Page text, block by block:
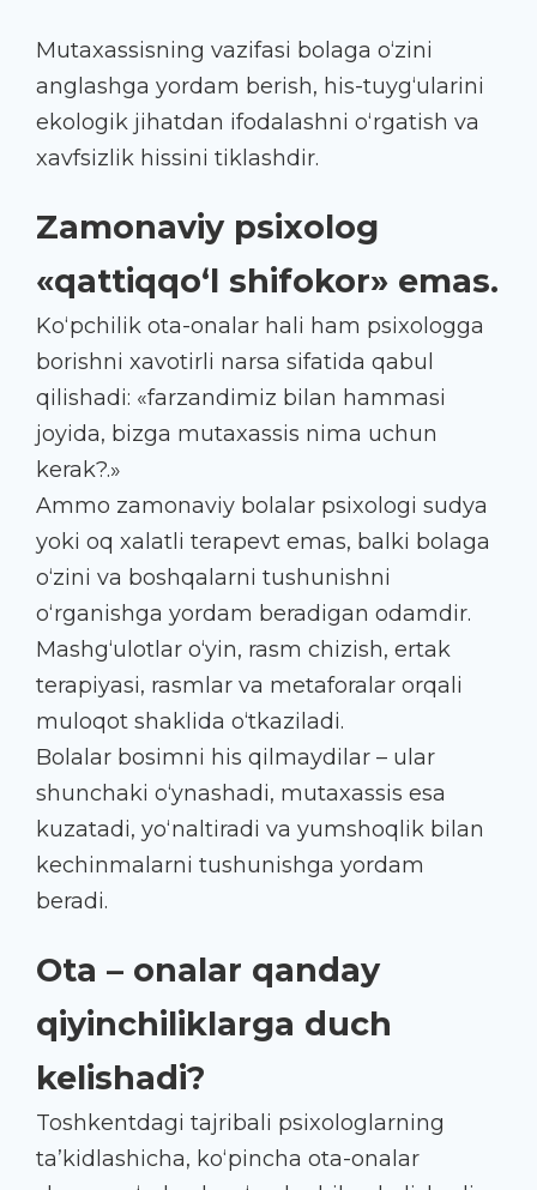
Mutaxassisning vazifasi bolaga o‘zini
anglashga yordam berish, his-tuyg‘ularini
ekologik jihatdan ifodalashni o‘rgatish va
xavfsizlik hissini tiklashdir.
Zamonaviy psixolog
«qattiqqo‘l shifokor» emas.
Ko‘pchilik ota-onalar hali ham psixologga
borishni xavotirli narsa sifatida qabul
qilishadi: «farzandimiz bilan hammasi
joyida, bizga mutaxassis nima uchun
kerak?.»
Ammo zamonaviy bolalar psixologi sudya
yoki oq xalatli terapevt emas, balki bolaga
o‘zini va boshqalarni tushunishni
o‘rganishga yordam beradigan odamdir.
Mashg‘ulotlar o‘yin, rasm chizish, ertak
terapiyasi, rasmlar va metaforalar orqali
muloqot shaklida o‘tkaziladi.
Bolalar bosimni his qilmaydilar – ular
shunchaki o‘ynashadi, mutaxassis esa
kuzatadi, yo‘naltiradi va yumshoqlik bilan
kechinmalarni tushunishga yordam
beradi.
Ota – onalar qanday
qiyinchiliklarga duch
kelishadi?
Toshkentdagi tajribali psixologlarning
ta’kidlashicha, ko‘pincha ota-onalar